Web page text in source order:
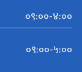
०९:००-४:००
०९:००-५:००